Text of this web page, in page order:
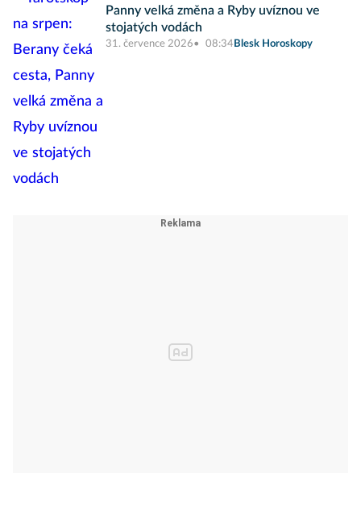
Panny velká změna a Ryby uvíznou ve
stojatých vodách
31. července 2026 08:34 Blesk Horoskopy